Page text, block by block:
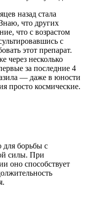
назад стала
что других
что с возрастом
с
этот препарат.
через несколько
за последние 4
— даже в юности
просто космические.
для борьбы с
силы. При
оно способствует